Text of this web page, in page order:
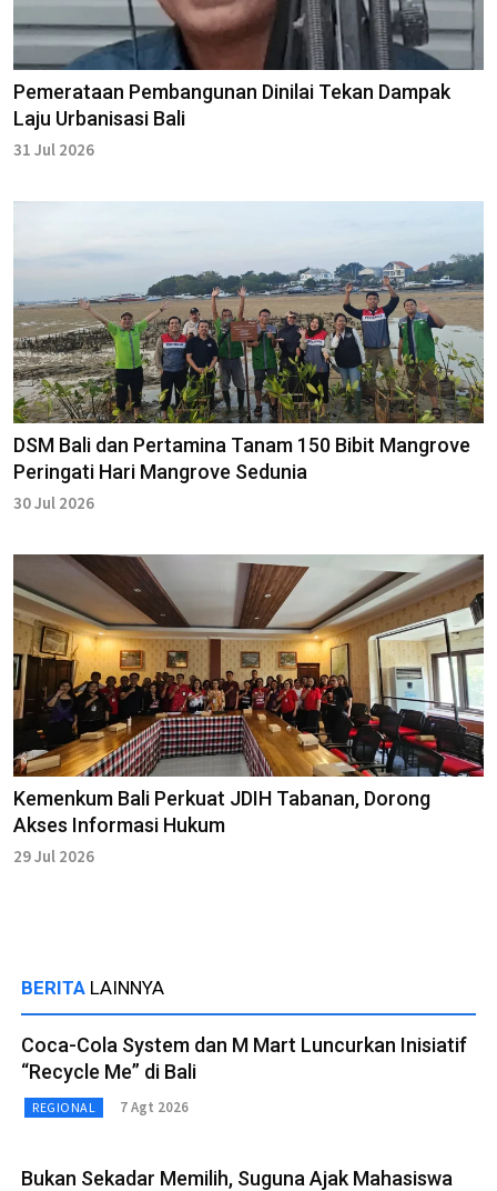
Pemerataan Pembangunan Dinilai Tekan Dampak
Laju Urbanisasi Bali
31 Jul 2026
DSM Bali dan Pertamina Tanam 150 Bibit Mangrove
Peringati Hari Mangrove Sedunia
30 Jul 2026
Kemenkum Bali Perkuat JDIH Tabanan, Dorong
Akses Informasi Hukum
29 Jul 2026
BERITA LAINNYA
Coca-Cola System dan M Mart Luncurkan Inisiatif
“Recycle Me” di Bali
REGIONAL 7 Agt 2026
Bukan Sekadar Memilih, Suguna Ajak Mahasiswa